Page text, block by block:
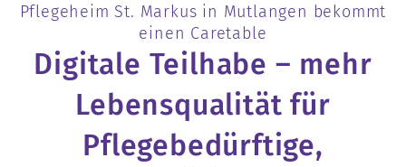
Pflegeheim St. Markus in Mutlangen bekommt
einen Caretable
Digitale Teilhabe – mehr
Lebensqualität für
Pflegebedürftige,